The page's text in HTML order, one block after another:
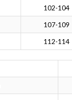
102-104
107-109
112-114